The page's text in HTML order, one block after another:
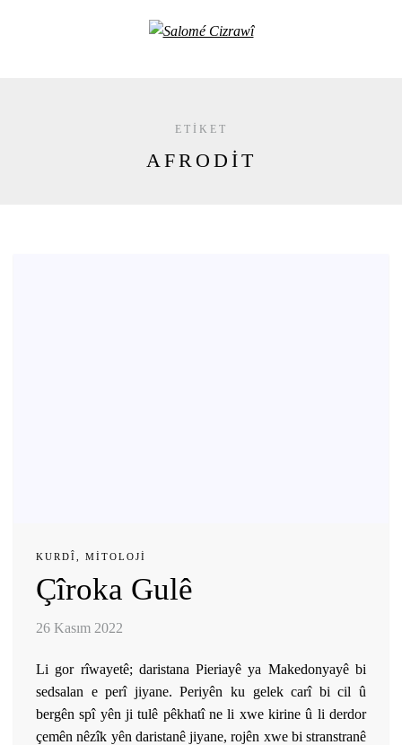
ETIKET
AFRODIT
KURDÎ MITOLOJI
Çîroka Gulê
26 Kasım 2022
Li gor rîwayetê; daristana Pieriayê ya Makedonyayê bi
sedsalan e perî jiyane. Periyên ku gelek carî bi cil û
bergên spî yên ji tulê pêkhatî ne li xwe kirine û li derdor
çemên nêzîk yên daristanê jiyane, rojên xwe bi stranstranê